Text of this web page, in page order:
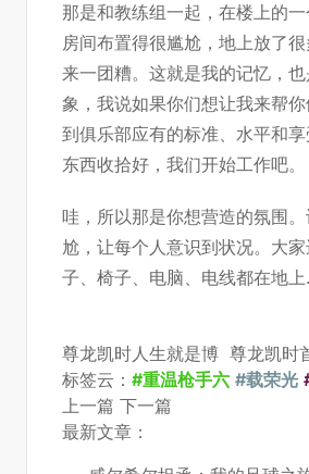
那是和教练组一起，在楼上的
房间布置得很尴尬，地上放了
来一团糟。这就是我的记忆，
象，我说如果你们想让我来帮
到俱乐部应有的标准、水平和
东西收拾好，我们开始工作吧。
哇，所以那是你想营造的氛围
尬，让每个人意识到状况。大
子、椅子、电脑、电线都在地
尊龙凯时人生就是博 尊龙凯时
标签云： #重温枪手六 #载荣光
上一篇 下一篇
最新文章：